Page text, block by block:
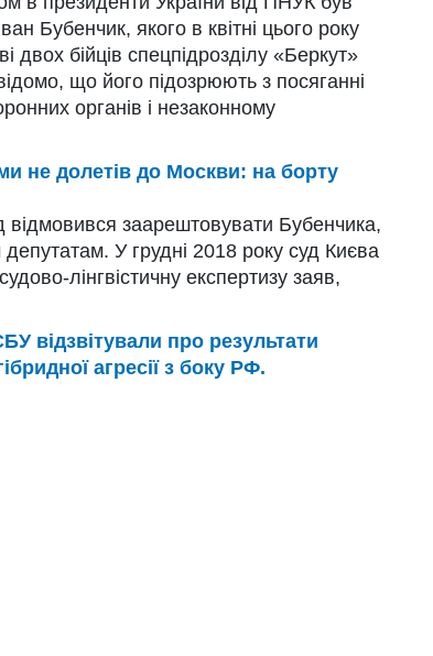
Бубенчик, якого в квітні цього року
двох бійців спецпідрозділу «Беркут»
що його підозрюють з посяганні
органів і незаконному
не долетів до Москви: на борту
відмовився заарештовувати Бубенчика,
У грудні 2018 року суд Києва
лінгвістичну експертизу заяв,
відзвітували про результати
агресії з боку РФ.